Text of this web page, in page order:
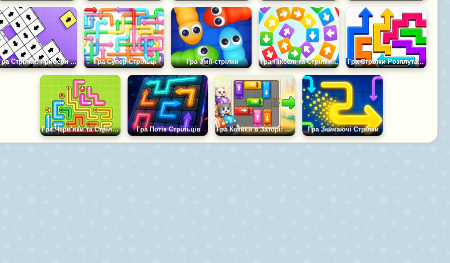
Гра Стрілки: Прибери Блоки Гра Супер Стрільці Гра Змії-стрілки Гра Пікселі та Стрілки: Розбери Пазл Гра Стрілки Розплутай Дроти
Гра Черв'яки та Стрілки: Розплутай Усіх Гра Потік Стрільців Гра Котики в Заторі: Стрілки Гра Зникаючі Стрілки